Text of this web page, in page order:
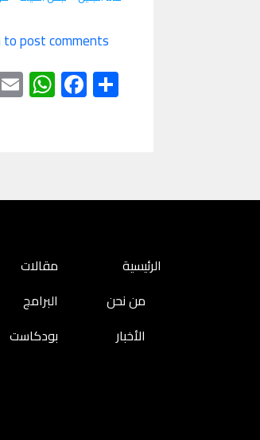
to post comments
Share
MAIN NAVIGATION
الرئيسية
من نحن
الأخبار
مقالات
البرامج
بودكاست